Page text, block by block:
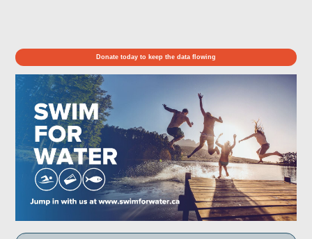
Donate today to keep the data flowing